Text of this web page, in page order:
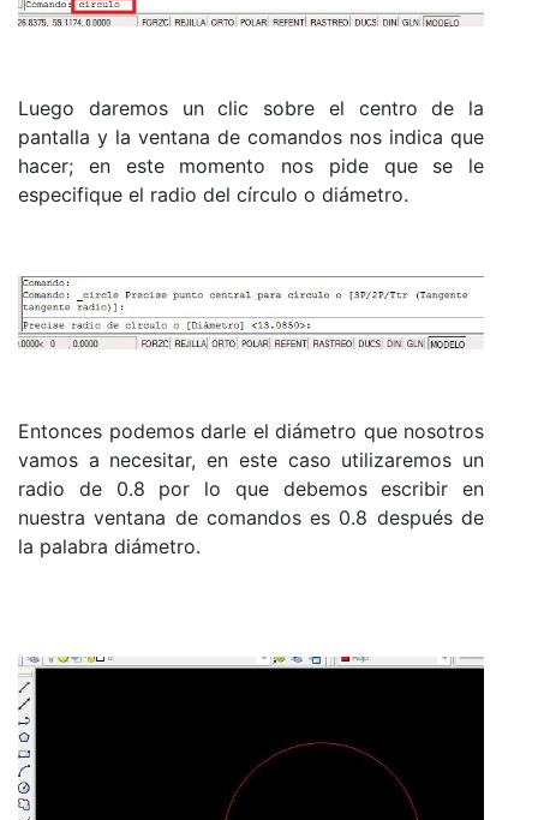
Luego daremos un clic sobre el centro de la
pantalla y la ventana de comandos nos indica que
hacer; en este momento nos pide que se le
especifique el radio del círculo o diámetro.
Entonces podemos darle el diámetro que nosotros
vamos a necesitar, en este caso utilizaremos un
radio de 0.8 por lo que debemos escribir en
nuestra ventana de comandos es 0.8 después de
la palabra diámetro.